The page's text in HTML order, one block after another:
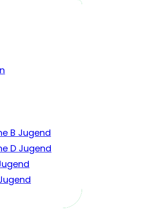
B Jugend
D Jugend